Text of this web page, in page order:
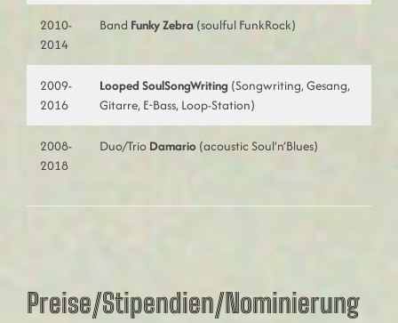
2010-
2014
Band Funky Zebra (soulful FunkRock)
2009-
2016
Looped SoulSongWriting (Songwriting, Gesang,
Gitarre, E-Bass, Loop-Station)
2008-
2018
Duo/Trio Damario (acoustic Soul’n’Blues)
Preise/Stipendien/Nominierung